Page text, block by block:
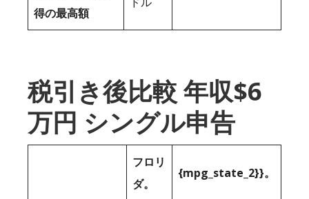
得の最高額
税引き後比較 年収$6
万円 シングル申告
フロリ
ダ。
{mpg_state_2}}。